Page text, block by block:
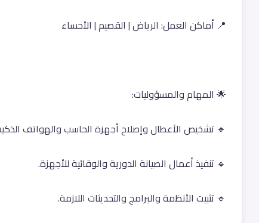
📍 أماكن العمل: الرياض | القصيم | الأحساء
🌟 المهام والمسؤوليات:
🔹 تشخيص الأعطال وإصلاح أجهزة الحاسب والهواتف
🔹 تنفيذ أعمال الصيانة الدورية والوقائية للأجهزة.
🔹 تثبيت الأنظمة والبرامج والتحديثات اللازمة.